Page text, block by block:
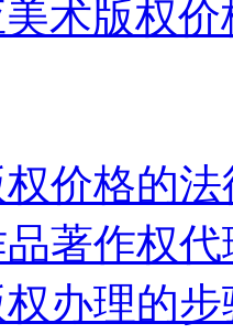
术版权
价格的
著作权
办理的